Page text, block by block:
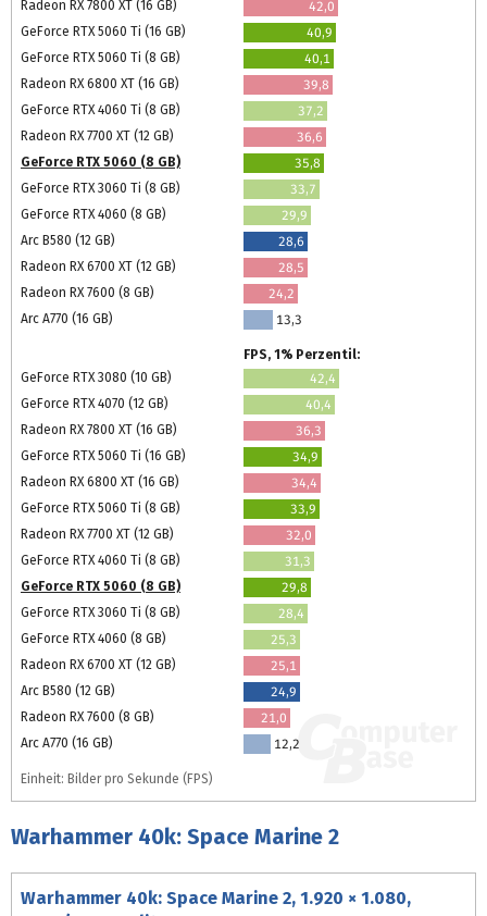
Radeon RX 7800 XT (16 GB)
42,0
GeForce RTX 5060 Ti (16 GB)
40,9
GeForce RTX 5060 Ti (8 GB)
40,1
Radeon RX 6800 XT (16 GB)
39,8
GeForce RTX 4060 Ti (8 GB)
37,2
Radeon RX 7700 XT (12 GB)
36,6
GeForce RTX 5060 (8 GB)
35,8
GeForce RTX 3060 Ti (8 GB)
33,7
GeForce RTX 4060 (8 GB)
29,9
Arc B580 (12 GB)
28,6
Radeon RX 6700 XT (12 GB)
28,5
Radeon RX 7600 (8 GB)
24,2
Arc A770 (16 GB)
13,3
FPS, 1% Perzentil:
GeForce RTX 3080 (10 GB)
42,4
GeForce RTX 4070 (12 GB)
40,4
Radeon RX 7800 XT (16 GB)
36,3
GeForce RTX 5060 Ti (16 GB)
34,9
Radeon RX 6800 XT (16 GB)
34,4
GeForce RTX 5060 Ti (8 GB)
33,9
Radeon RX 7700 XT (12 GB)
32,0
GeForce RTX 4060 Ti (8 GB)
31,3
GeForce RTX 5060 (8 GB)
29,8
GeForce RTX 3060 Ti (8 GB)
28,4
GeForce RTX 4060 (8 GB)
25,3
Radeon RX 6700 XT (12 GB)
25,1
Arc B580 (12 GB)
24,9
Radeon RX 7600 (8 GB)
21,0
Arc A770 (16 GB)
12,2
Einheit: Bilder pro Sekunde (FPS)
Warhammer 40k: Space Marine 2
Warhammer 40k: Space Marine 2, 1.920 × 1.080,